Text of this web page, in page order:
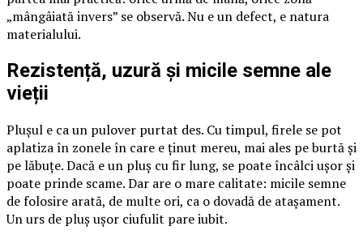
„mângâiată invers” se observă. Nu e un defect, e natura
materialului.
Rezistență, uzură și micile semne ale
vieții
Plușul e ca un pulover purtat des. Cu timpul, firele se pot
aplatiza în zonele în care e ținut mereu, mai ales pe burtă și
pe lăbuțe. Dacă e un pluș cu fir lung, se poate încâlci ușor și
poate prinde scame. Dar are o mare calitate: micile semne
de folosire arată, de multe ori, ca o dovadă de atașament.
Un urs de pluș ușor ciufulit pare iubit.